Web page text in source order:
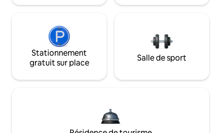
Stationnement
gratuit sur place
Salle de sport